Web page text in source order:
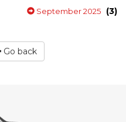
September 2025 (3)
Go back